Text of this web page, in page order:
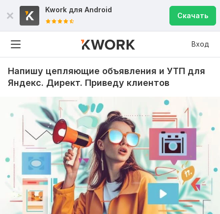
Kwork для Android
Скачать
Вход
Напишу цепляющие объявления и УТП для
Яндекс. Директ. Приведу клиентов